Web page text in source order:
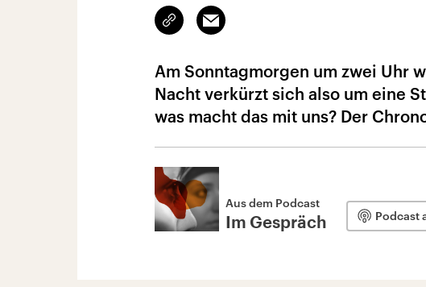
Link
kopieren/teilen
Email
Am Sonntagmorgen um zwei Uhr
Nacht verkürzt sich also um eine
was macht das mit uns? Der
Aus dem Podcast
Im Gespräch Podcast